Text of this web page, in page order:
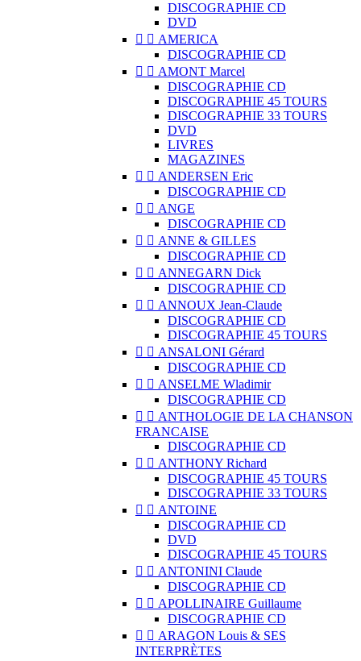
DISCOGRAPHIE CD
DVD
  AMERICA
DISCOGRAPHIE CD
  AMONT Marcel
DISCOGRAPHIE CD
DISCOGRAPHIE 45 TOURS
DISCOGRAPHIE 33 TOURS
DVD
LIVRES
MAGAZINES
  ANDERSEN Eric
DISCOGRAPHIE CD
  ANGE
DISCOGRAPHIE CD
  ANNE & GILLES
DISCOGRAPHIE CD
  ANNEGARN Dick
DISCOGRAPHIE CD
  ANNOUX Jean-Claude
DISCOGRAPHIE CD
DISCOGRAPHIE 45 TOURS
  ANSALONI Gérard
DISCOGRAPHIE CD
  ANSELME Wladimir
DISCOGRAPHIE CD
  ANTHOLOGIE DE LA CHANSON
FRANCAISE
DISCOGRAPHIE CD
  ANTHONY Richard
DISCOGRAPHIE 45 TOURS
DISCOGRAPHIE 33 TOURS
  ANTOINE
DISCOGRAPHIE CD
DVD
DISCOGRAPHIE 45 TOURS
  ANTONINI Claude
DISCOGRAPHIE CD
  APOLLINAIRE Guillaume
DISCOGRAPHIE CD
  ARAGON Louis & SES
INTERPRÈTES